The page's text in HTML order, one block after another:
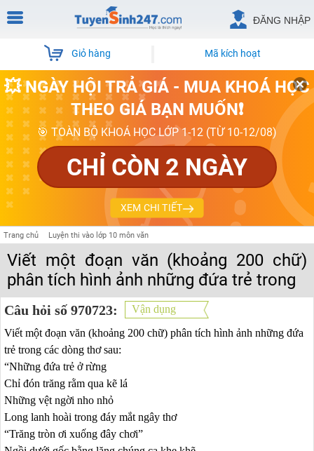
ĐĂNG NHẬP
Giỏ hàng Mã kích hoạt
💥 NGÀY HỘI TRẢ GIÁ - MUA KHOÁ HỌC
THEO GIÁ BẠN MUỐN❗
🎯 TOÀN BỘ KHOÁ HỌC LỚP 1-12 (TỪ 10-12/08)
CHỈ CÒN 2 NGÀY
XEM CHI TIẾT
Trang chủ Luyện thi vào lớp 10 môn văn
Viết một đoạn văn (khoảng 200 chữ)
phân tích hình ảnh những đứa trẻ trong
Câu hỏi số 970723:
Vận dụng
Viết một đoạn văn (khoảng 200 chữ) phân tích hình ảnh những đứa
trẻ trong các dòng thơ sau:
“Những đứa trẻ ở rừng
Chỉ đón trăng rằm qua kẽ lá
Những vệt ngời nho nhỏ
Long lanh hoài trong đáy mắt ngây thơ
“Trăng tròn ơi xuống đây chơi”